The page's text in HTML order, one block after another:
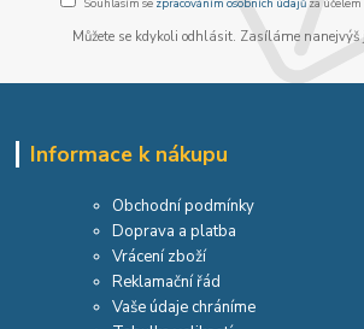
Můžete se kdykoli odhlásit. Zasíláme nanejvýš
Informace k nákupu
Obchodní podmínky
Doprava a platba
Vrácení zboží
Reklamační řád
Vaše údaje chráníme